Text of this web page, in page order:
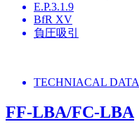
E.P.3.1.9
BfR XV
負圧吸引
TECHNIACAL DATA
FF-LBA/FC-LBA